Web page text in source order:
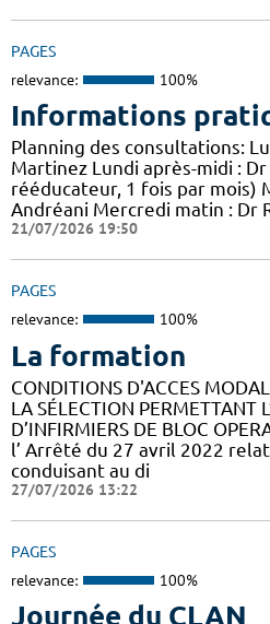
PAGES
relevance: 100%
Informations
Planning des consultations:
Martinez Lundi après-midi :
rééducateur, 1 fois par mois)
Andréani Mercredi matin : Dr
21/07/2026 19:50
PAGES
relevance: 100%
La formation
CONDITIONS D'ACCES
LA SÉLECTION PERMETTANT
D’INFIRMIERS DE BLOC
l’ Arrêté du 27 avril 2022
conduisant au di
27/07/2026 13:22
PAGES
relevance: 100%
Journée du CLAN